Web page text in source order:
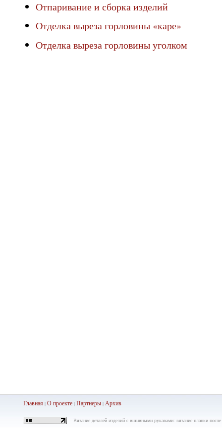
Отпаривание и сборка изделий
Отделка выреза горловины «каре»
Отделка выреза горловины уголком
Главная| О проекте| Партнеры| Архив
Вязание деталей изделий с вшивными рукавами: вязание планки